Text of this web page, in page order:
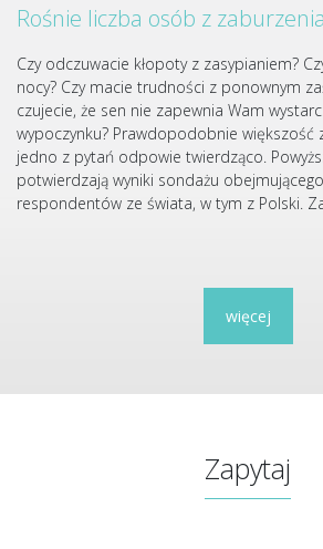
Rośnie liczba osób z
Czy odczuwacie kłopoty z zasypianiem?
nocy? Czy macie trudności z ponownym
czujecie, że sen nie zapewnia Wam
wypoczynku? Prawdopodobnie większość
jedno z pytań odpowie twierdząco.
potwierdzają wyniki sondażu
respondentów ze świata, w tym z Polski.
więcej
Zapytaj